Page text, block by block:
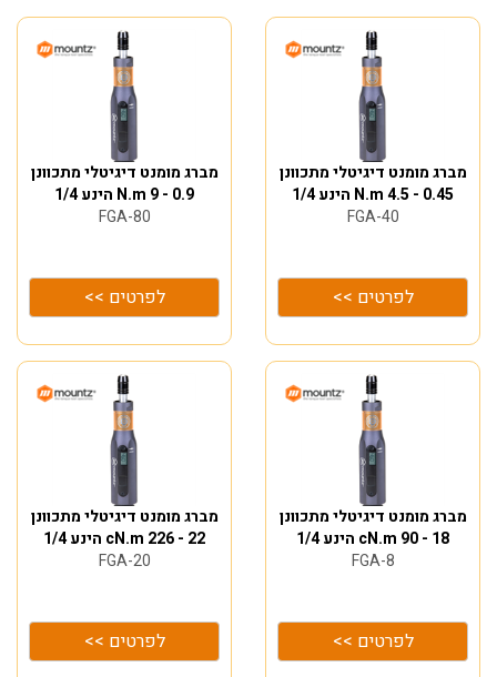
מברג מומנט דיגיטלי מתכוונן
0.9 - 9 N.m הינע 1/4
FGA-80
לפרטים >>
מברג מומנט דיגיטלי מתכוונן
0.45 - 4.5 N.m הינע 1/4
FGA-40
לפרטים >>
מברג מומנט דיגיטלי מתכוונן
22 - 226 cN.m הינע 1/4
FGA-20
לפרטים >>
מברג מומנט דיגיטלי מתכוונן
18 - 90 cN.m הינע 1/4
FGA-8
לפרטים >>